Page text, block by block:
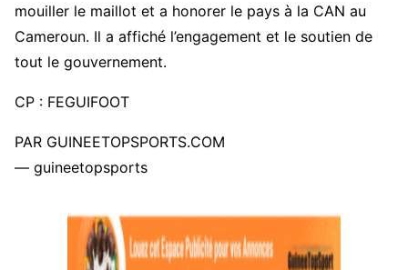
mouiller le maillot et a honorer le pays à la CAN au
Cameroun. Il a affiché l’engagement et le soutien de
tout le gouvernement.
CP : FEGUIFOOT
PAR GUINEETOPSPORTS.COM
— guineetopsports